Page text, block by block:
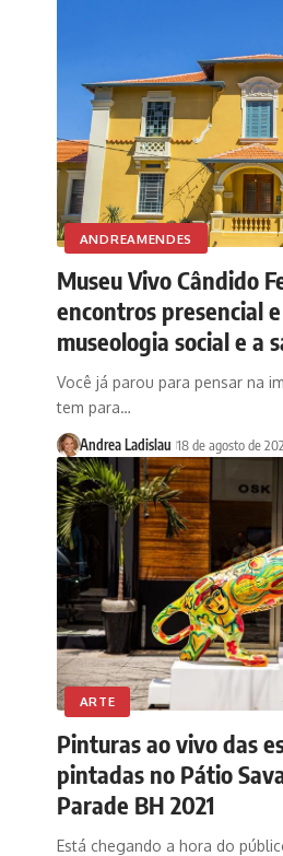
ANDREAMENDES
Museu Vivo Cândido
encontros presencial
museologia social e a
Você já parou para pensar na
tem para…
Andrea Ladislau 18 de agosto de
ARTE
Pinturas ao vivo das
pintadas no Pátio
Parade BH 2021
Está chegando a hora do